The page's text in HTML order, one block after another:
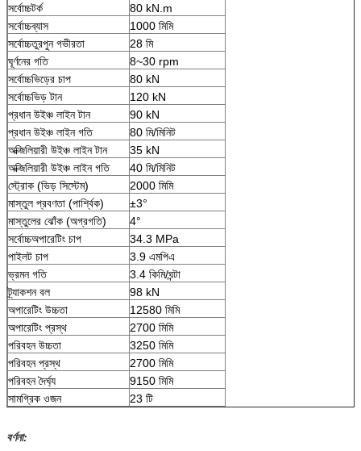
সর্বোচ্চটর্ক
80 kN.m
সর্বোচ্চব্যাস
1000 মিমি
সর্বোচ্চতুরপুন গভীরতা
28 মি
ঘূর্ণনের গতি
8~30 rpm
সর্বোচ্চভিড়ের চাপ
80 kN
সর্বোচ্চভিড় টান
120 kN
প্রধান উইঞ্চ লাইন টান
90 kN
প্রধান উইঞ্চ লাইন গতি
80 মি/মিনিট
অক্জিলিয়ারী উইঞ্চ লাইন টান
35 kN
অক্জিলিয়ারী উইঞ্চ লাইন গতি
40 মি/মিনিট
স্ট্রোক (ভিড় সিস্টেম)
2000 মিমি
মাস্তুল প্রবণতা (পার্শ্বিক)
±3°
মাস্তুলের ঝোঁক (অগ্রগতি)
4°
সর্বোচ্চঅপারেটিং চাপ
34.3 MPa
পাইলট চাপ
3.9 এমপিএ
ভ্রমন গতি
3.4 কিমি/ঘন্টা
ট্র্যাকশন বল
98 kN
অপারেটিং উচ্চতা
12580 মিমি
অপারেটিং প্রস্থ
2700 মিমি
পরিবহন উচ্চতা
3250 মিমি
পরিবহন প্রস্থ
2700 মিমি
পরিবহন দৈর্ঘ্য
9150 মিমি
সামগ্রিক ওজন
23 টি
বর্ণনা: